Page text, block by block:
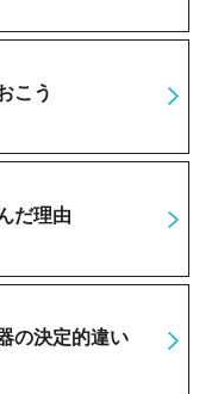
こう
だ理由
の決定的違い